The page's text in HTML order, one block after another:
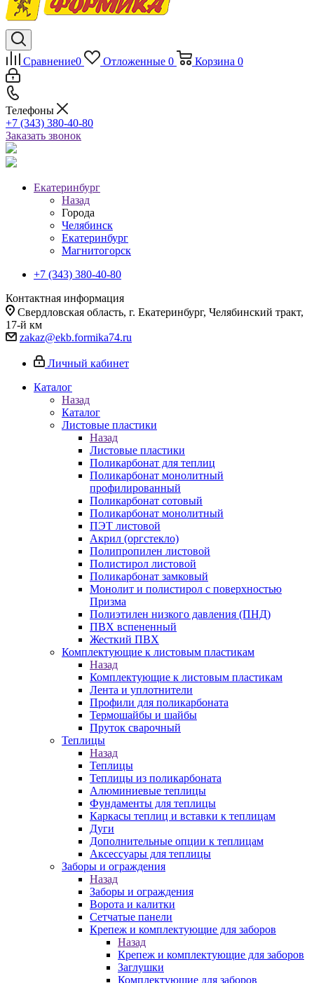
Сравнение0 Отложенные 0 Корзина 0
Телефоны
+7 (343) 380-40-80
Заказать звонок
Екатеринбург
Назад
Города
Челябинск
Екатеринбург
Магнитогорск
+7 (343) 380-40-80
Контактная информация
Свердловская область, г. Екатеринбург, Челябинский тракт,
17-й км
zakaz@ekb.formika74.ru
Личный кабинет
Каталог
Назад
Каталог
Листовые пластики
Назад
Листовые пластики
Поликарбонат для теплиц
Поликарбонат монолитный
профилированный
Поликарбонат сотовый
Поликарбонат монолитный
ПЭТ листовой
Акрил (оргстекло)
Полипропилен листовой
Полистирол листовой
Поликарбонат замковый
Монолит и полистирол с поверхностью
Призма
Полиэтилен низкого давления (ПНД)
ПВХ вспененный
Жесткий ПВХ
Комплектующие к листовым пластикам
Назад
Комплектующие к листовым пластикам
Лента и уплотнители
Профили для поликарбоната
Термошайбы и шайбы
Пруток сварочный
Теплицы
Назад
Теплицы
Теплицы из поликарбоната
Алюминиевые теплицы
Фундаменты для теплицы
Каркасы теплиц и вставки к теплицам
Дуги
Дополнительные опции к теплицам
Аксессуары для теплицы
Заборы и ограждения
Назад
Заборы и ограждения
Ворота и калитки
Сетчатые панели
Крепеж и комплектующие для заборов
Назад
Крепеж и комплектующие для заборов
Заглушки
Комплектующие для заборов